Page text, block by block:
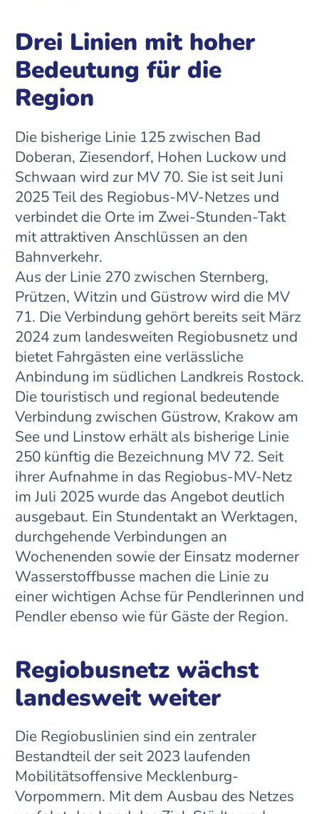
Drei Linien mit hoher
Bedeutung für die
Region
Die bisherige Linie 125 zwischen Bad
Doberan, Ziesendorf, Hohen Luckow und
Schwaan wird zur MV 70. Sie ist seit Juni
2025 Teil des Regiobus-MV-Netzes und
verbindet die Orte im Zwei-Stunden-Takt
mit attraktiven Anschlüssen an den
Bahnverkehr.
Aus der Linie 270 zwischen Sternberg,
Prützen, Witzin und Güstrow wird die MV
71. Die Verbindung gehört bereits seit März
2024 zum landesweiten Regiobusnetz und
bietet Fahrgästen eine verlässliche
Anbindung im südlichen Landkreis Rostock.
Die touristisch und regional bedeutende
Verbindung zwischen Güstrow, Krakow am
See und Linstow erhält als bisherige Linie
250 künftig die Bezeichnung MV 72. Seit
ihrer Aufnahme in das Regiobus-MV-Netz
im Juli 2025 wurde das Angebot deutlich
ausgebaut. Ein Stundentakt an Werktagen,
durchgehende Verbindungen an
Wochenenden sowie der Einsatz moderner
Wasserstoffbusse machen die Linie zu
einer wichtigen Achse für Pendlerinnen und
Pendler ebenso wie für Gäste der Region.
Regiobusnetz wächst
landesweit weiter
Die Regiobuslinien sind ein zentraler
Bestandteil der seit 2023 laufenden
Mobilitätsoffensive Mecklenburg-
Vorpommern. Mit dem Ausbau des Netzes